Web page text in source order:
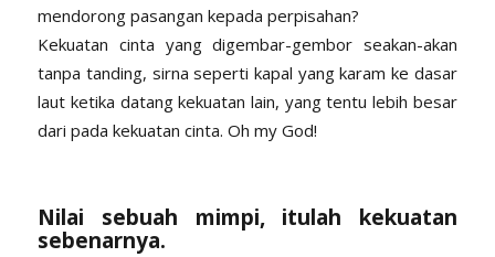
mendorong pasangan kepada perpisahan?
Kekuatan cinta yang digembar-gembor seakan-akan
tanpa tanding, sirna seperti kapal yang karam ke dasar
laut ketika datang kekuatan lain, yang tentu lebih besar
dari pada kekuatan cinta. Oh my God!
Nilai sebuah mimpi, itulah kekuatan
sebenarnya.